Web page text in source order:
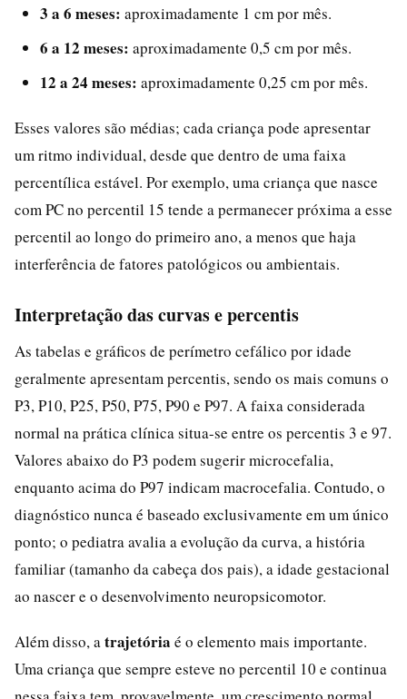
3 a 6 meses: aproximadamente 1 cm por mês.
6 a 12 meses: aproximadamente 0,5 cm por mês.
12 a 24 meses: aproximadamente 0,25 cm por mês.
Esses valores são médias; cada criança pode apresentar
um ritmo individual, desde que dentro de uma faixa
percentílica estável. Por exemplo, uma criança que nasce
com PC no percentil 15 tende a permanecer próxima a esse
percentil ao longo do primeiro ano, a menos que haja
interferência de fatores patológicos ou ambientais.
Interpretação das curvas e percentis
As tabelas e gráficos de perímetro cefálico por idade
geralmente apresentam percentis, sendo os mais comuns o
P3, P10, P25, P50, P75, P90 e P97. A faixa considerada
normal na prática clínica situa-se entre os percentis 3 e 97.
Valores abaixo do P3 podem sugerir microcefalia,
enquanto acima do P97 indicam macrocefalia. Contudo, o
diagnóstico nunca é baseado exclusivamente em um único
ponto; o pediatra avalia a evolução da curva, a história
familiar (tamanho da cabeça dos pais), a idade gestacional
ao nascer e o desenvolvimento neuropsicomotor.
Além disso, a trajetória é o elemento mais importante.
Uma criança que sempre esteve no percentil 10 e continua